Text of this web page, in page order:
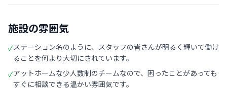
施設の雰囲気
✓ステーション名のように、スタッフの皆さんが明るく輝いて働け
ることを何より大切にされています。
✓アットホームな少人数制のチームなので、困ったことがあっても
すぐに相談できる温かい雰囲気です。